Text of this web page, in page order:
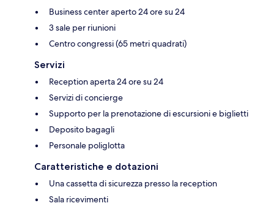
Business center aperto 24 ore su 24
3 sale per riunioni
Centro congressi (65 metri quadrati)
Servizi
Reception aperta 24 ore su 24
Servizi di concierge
Supporto per la prenotazione di escursioni e biglietti
Deposito bagagli
Personale poliglotta
Caratteristiche e dotazioni
Una cassetta di sicurezza presso la reception
Sala ricevimenti